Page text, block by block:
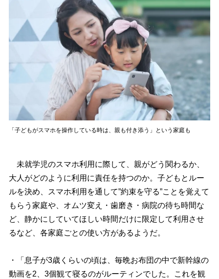
「子どもがスマホを操作している時は、親も付き添う」という家庭も
未就学児のスマホ利用に際して、親がどう関わるか、
大人がどのように利用に責任を持つのか。子どもとルー
ルを決め、スマホ利用を通して”約束を守る”ことを覚えて
もらう家庭や、オムツ変え・歯磨き・病院の待ち時間な
ど、静かにしていてほしい時間だけに限定して利用させ
るなど、各家庭ごとの使い方があるようだ。
・「息子が3歳くらいの頃は、毎晩お布団の中で新幹線の
動画を2、3個観て寝るのがルーティンでした。これを観